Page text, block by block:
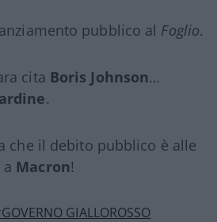
pubblico al Foglio.
cita Boris Johnson…
.
che il debito pubblico è alle
Macron!
GIALLOROSSO